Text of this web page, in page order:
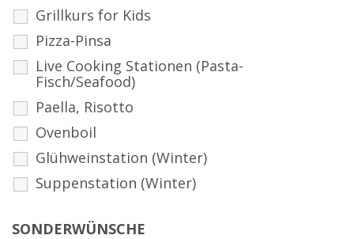
Grillkurs for Kids
Pizza-Pinsa
Live Cooking Stationen (Pasta-
Fisch/Seafood)
Paella, Risotto
Ovenboil
Glühweinstation (Winter)
Suppenstation (Winter)
SONDERWÜNSCHE